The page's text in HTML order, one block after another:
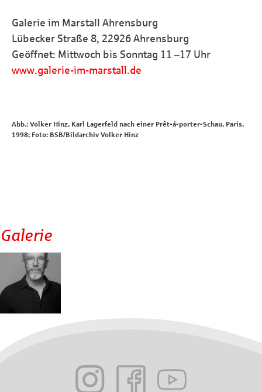
Galerie im Marstall Ahrensburg
Lübecker Straße 8, 22926 Ahrensburg
Geöffnet: Mittwoch bis Sonntag 11 –17 Uhr
www.galerie-im-marstall.de
Abb.: Volker Hinz, Karl Lagerfeld nach einer Prêt-á-porter-Schau, Paris,
1998; Foto: BSB/Bildarchiv Volker Hinz
Galerie